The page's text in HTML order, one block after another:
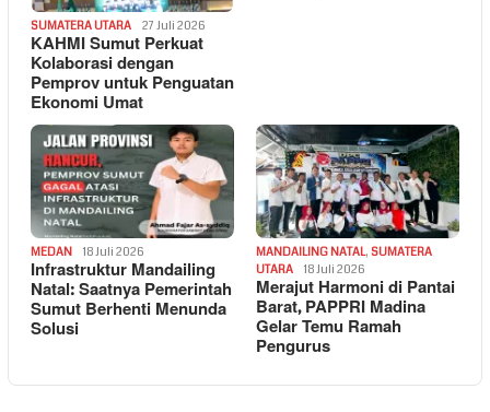
SUMATERA UTARA 27 Juli 2026
KAHMI Sumut Perkuat
Kolaborasi dengan
Pemprov untuk Penguatan
Ekonomi Umat
MEDAN 18 Juli 2026
Infrastruktur Mandailing
Natal: Saatnya Pemerintah
Sumut Berhenti Menunda
Solusi
MANDAILING NATAL, SUMATERA
UTARA
18 Juli 2026
Merajut Harmoni di Pantai
Barat, PAPPRI Madina
Gelar Temu Ramah
Pengurus